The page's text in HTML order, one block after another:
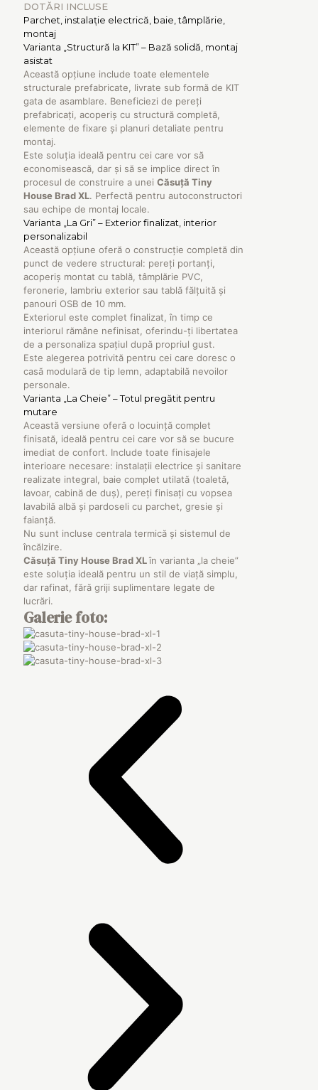
DOTĂRI INCLUSE
Parchet, instalație electrică, baie, tâmplărie,
montaj
Varianta „Structură la KIT” – Bază solidă, montaj
asistat
Această opțiune include toate elementele
structurale prefabricate, livrate sub formă de KIT
gata de asamblare. Beneficiezi de pereți
prefabricați, acoperiș cu structură completă,
elemente de fixare și planuri detaliate pentru
montaj.
Este soluția ideală pentru cei care vor să
economisească, dar și să se implice direct în
procesul de construire a unei Căsuță Tiny
HouseBrad XL. Perfectă pentru autoconstructori
sau echipe de montaj locale.
Varianta „La Gri” – Exterior finalizat, interior
personalizabil
Această opțiune oferă o construcție completă din
punct de vedere structural: pereți portanți,
acoperiș montat cu tablă, tâmplărie PVC,
feronerie, lambriu exterior sau tablă fălțuită și
panouri OSB de 10 mm.
Exteriorul este complet finalizat, în timp ce
interiorul rămâne nefinisat, oferindu-ți libertatea
de a personaliza spațiul după propriul gust.
Este alegerea potrivită pentru cei care doresc o
casă modulară de tip lemn, adaptabilă nevoilor
personale.
Varianta „La Cheie” – Totul pregătit pentru
mutare
Această versiune oferă o locuință complet
finisată, ideală pentru cei care vor să se bucure
imediat de confort. Include toate finisajele
interioare necesare: instalații electrice și sanitare
realizate integral, baie complet utilată (toaletă,
lavoar, cabină de duș), pereți finisați cu vopsea
lavabilă albă și pardoseli cu parchet, gresie și
faianță.
Nu sunt incluse centrala termică și sistemul de
încălzire.
Căsuță Tiny House Brad XLîn varianta „la cheie”
este soluția ideală pentru un stil de viață simplu,
dar rafinat, fără griji suplimentare legate de
lucrări.
Galerie foto: